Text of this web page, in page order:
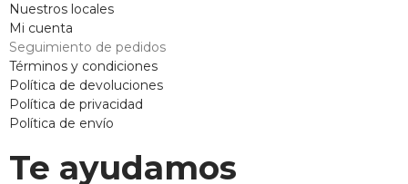
Nuestros locales
Mi cuenta
Seguimiento de pedidos
Términos y condiciones
Política de devoluciones
Política de privacidad
Política de envío
Te ayudamos